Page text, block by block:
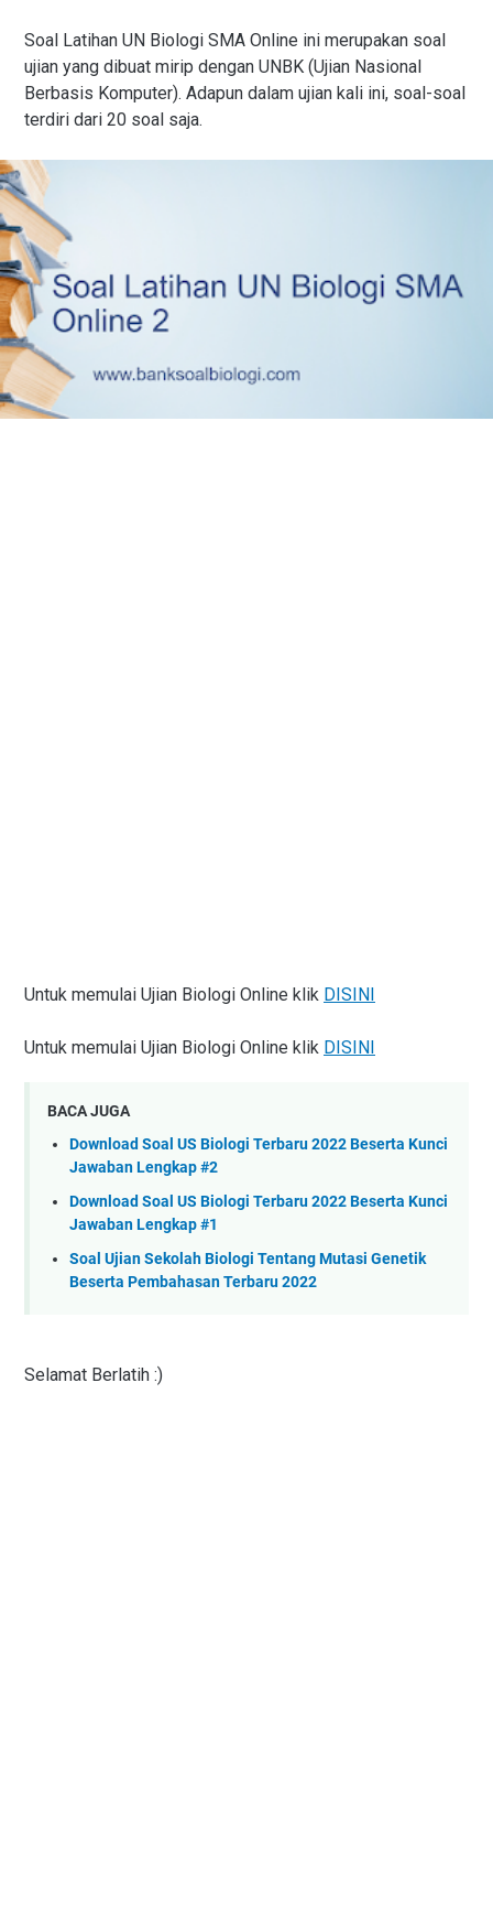
Soal Latihan UN Biologi SMA Online ini merupakan soal
ujian yang dibuat mirip dengan UNBK (Ujian Nasional
Berbasis Komputer). Adapun dalam ujian kali ini, soal-soal
terdiri dari 20 soal saja.
Untuk memulai Ujian Biologi Online klik DISINI
Untuk memulai Ujian Biologi Online klik DISINI
BACA JUGA
Download Soal US Biologi Terbaru 2022 Beserta Kunci
Jawaban Lengkap #2
Download Soal US Biologi Terbaru 2022 Beserta Kunci
Jawaban Lengkap #1
Soal Ujian Sekolah Biologi Tentang Mutasi Genetik
Beserta Pembahasan Terbaru 2022
Selamat Berlatih :)